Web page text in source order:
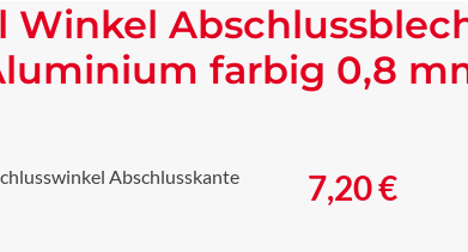
farbig 0,8
Regulärer Preis:
7,20 €